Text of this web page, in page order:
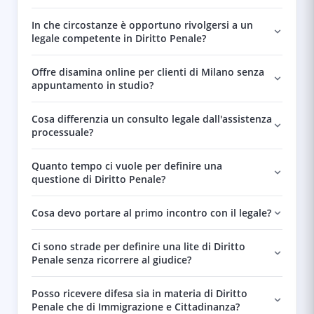
In che circostanze è opportuno rivolgersi a un
legale competente in Diritto Penale?
Offre disamina online per clienti di Milano senza
appuntamento in studio?
Cosa differenzia un consulto legale dall'assistenza
processuale?
Quanto tempo ci vuole per definire una
questione di Diritto Penale?
Cosa devo portare al primo incontro con il legale?
Ci sono strade per definire una lite di Diritto
Penale senza ricorrere al giudice?
Posso ricevere difesa sia in materia di Diritto
Penale che di Immigrazione e Cittadinanza?